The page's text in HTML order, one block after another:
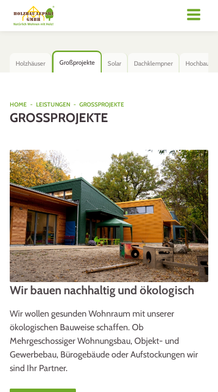
Holzhäuser Großprojekte Solar Dachklempner Hochbau
HOME - LEISTUNGEN - GROSSPROJEKTE
GROSSPROJEKTE
Wir bauen nachhaltig und ökologisch
Wir wollen gesunden Wohnraum mit unserer
ökologischen Bauweise schaffen. Ob
Mehrgeschossiger Wohnungsbau, Objekt- und
Gewerbebau, Bürogebäude oder Aufstockungen wir
sind Ihr Partner.